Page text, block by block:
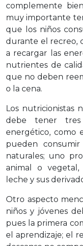
complemente
muy importante
que los niños
durante el recreo,
a recargar las
nutrientes de
que no deben
o la cena.
Los nutricionistas
debe tener tres
energético, como
pueden
naturales; uno
animal o
leche y sus
Otro aspecto
niños y jóvenes
pues la primera
el aprendizaje; el